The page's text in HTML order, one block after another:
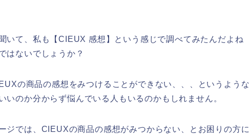
いて、私も【CIEUX 感想】という感じで調べてみたんだよね
はないでしょうか？
の商品の感想をみつけることができない、、、というような
いのか分からず悩んでいる人もいるのかもしれません。
ジでは、CIEUXの商品の感想がみつからない、とお困りの方に